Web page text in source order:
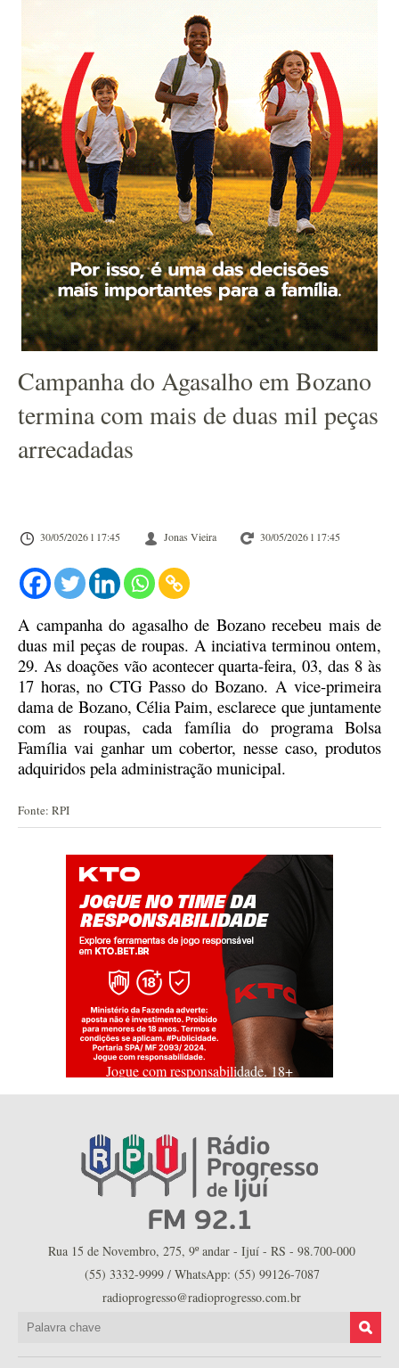
Campanha do Agasalho em Bozano
termina com mais de duas mil peças
arrecadadas
30/05/2026 l 17:45 Jonas Vieira 30/05/2026 l 17:45
A campanha do agasalho de Bozano recebeu mais de
duas mil peças de roupas. A inciativa terminou ontem,
29. Asdoações vãoacontecer quarta-feira, 03, das 8 às
17 horas, no CTG Passo do Bozano. A vice-primeira
dama de Bozano, Célia Paim, esclarece que juntamente
com as roupas, cada família do programa Bolsa
Família vai ganhar um cobertor, nesse caso, produtos
adquiridos pela administração municipal.
Fonte: RPI
Jogue com responsabilidade. 18+
Rua 15 de Novembro, 275, 9º andar - Ijuí - RS - 98.700-000
(55) 3332-9999 / WhatsApp: (55) 99126-7087
radioprogresso@radioprogresso.com.br